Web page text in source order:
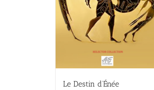
Le Destin d’Énée